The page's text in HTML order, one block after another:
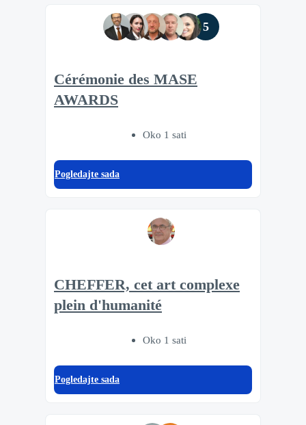
5
Cérémonie des MASE
AWARDS
Oko 1 sati
Pogledajte sada
CHEFFER, cet art complexe
plein d'humanité
Oko 1 sati
Pogledajte sada